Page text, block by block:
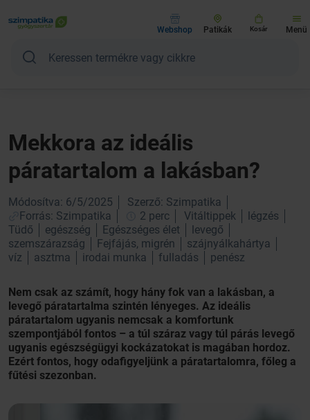
Webshop Patikák Kosár Menü
Mekkora az ideális
páratartalom a lakásban?
Módosítva: 6/5/2025
Szerző: Szimpatika
Forrás: Szimpatika
2 perc Vitáltippek
légzés
Tüdő
egészség Egészséges élet
levegő
szemszárazság
Fejfájás, migrén
szájnyálkahártya
víz
asztma irodai munka fulladás penész
Nem csak az számít, hogy hány fok van a lakásban, a
levegő páratartalma szintén lényeges. Az ideális
páratartalom ugyanis nemcsak a komfortunk
szempontjából fontos – a túl száraz vagy túl párás levegő
ugyanis egészségügyi kockázatokat is magában hordoz.
Ezért fontos, hogy odafigyeljünk a páratartalomra, főleg a
fűtési szezonban.